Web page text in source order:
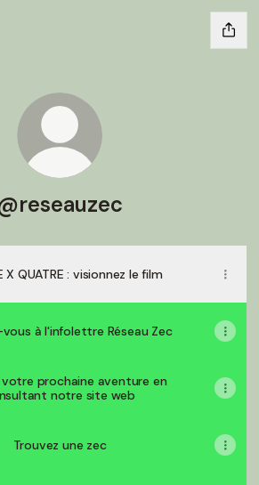
X QUATRE : visionnez le film
à l'infolettre Réseau Zec
votre prochaine aventure en
notre site web
Trouvez une zec